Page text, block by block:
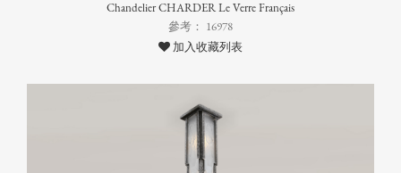
Chandelier CHARDER Le Verre Français
參考： 16978
加入收藏列表